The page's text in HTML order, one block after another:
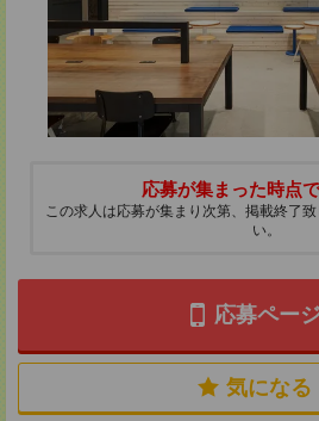
応募が集まった時点
この求人は応募が集まり次第、掲載終了
い。
応募ペー
気になる